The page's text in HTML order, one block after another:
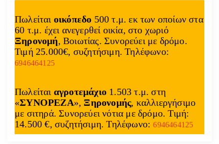
Πωλείται οικόπεδο 500 τ.μ. εκ των οποίων στα
60 τ.μ. έχει ανεγερθεί οικία, στο χωριό
Ξηρονομή, Βοιωτίας. Συνορεύει με δρόμο.
Τιμή 25.000€, συζητήσιμη. Τηλέφωνο:
6946464125
Πωλείται αγροτεμάχιο 1.503 τ.μ. στη
«ΣΥΝΟΡΕΖΑ», Ξηρονομής, καλλιεργήσιμο
με σιτηρά. Συνορεύει νότια με δρόμο. Τιμή:
14.500 €, συζητήσιμη. Τηλέφωνο:6946464125